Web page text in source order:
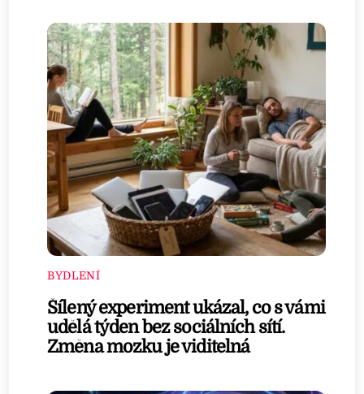
BYDLENÍ
Šílený experiment ukázal, co s vámi
udělá týden bez sociálních sítí.
Změna mozku je viditelná